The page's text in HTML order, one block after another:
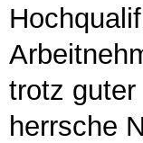
trotz
herrsche